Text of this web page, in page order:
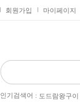
회원가입 마이페이지
인기검색어 : 도드람왕구이